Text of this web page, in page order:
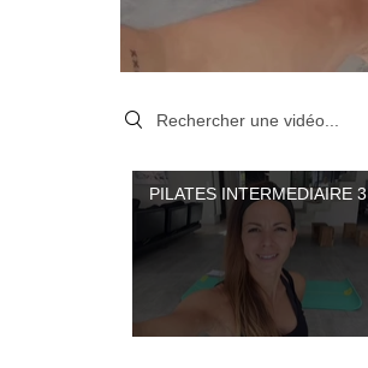
Search videos
PILATES INTERMEDIAIRE 3